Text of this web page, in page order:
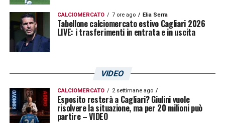
LA PLAYLIST DELLE NOSTRE TOP NEWS
CALCIOMERCATO 7 ore ago Elia Serra
Tabellone calciomercato estivo Cagliari 2026
LIVE: i trasferimenti in entrata e in uscita
VIDEO
CALCIOMERCATO 2 settimane ago
Esposito resterà a Cagliari? Giulini vuole
risolvere la situazione, ma per 20 milioni può
partire – VIDEO